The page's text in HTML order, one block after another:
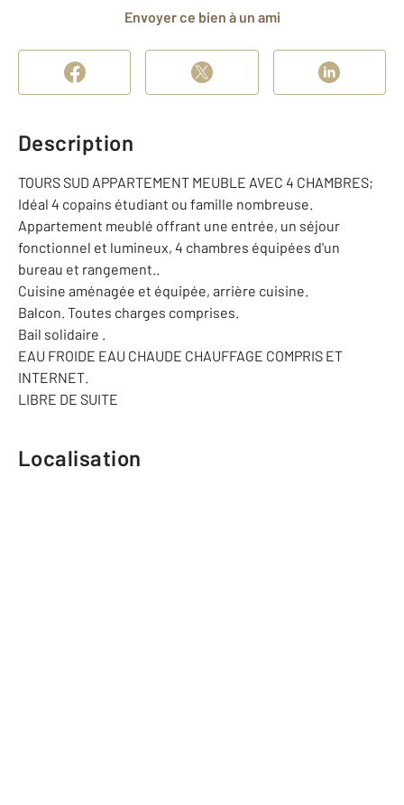
Envoyer ce bien à un ami
Description
TOURS SUD APPARTEMENT MEUBLE AVEC 4 CHAMBRES;
Idéal 4 copains étudiant ou famille nombreuse.
Appartement meublé offrant une entrée, un séjour
fonctionnel et lumineux, 4 chambres équipées d'un
bureau et rangement..
Cuisine aménagée et équipée, arrière cuisine.
Balcon. Toutes charges comprises.
Bail solidaire .
EAU FROIDE EAU CHAUDE CHAUFFAGE COMPRIS ET
INTERNET.
LIBRE DE SUITE
Localisation